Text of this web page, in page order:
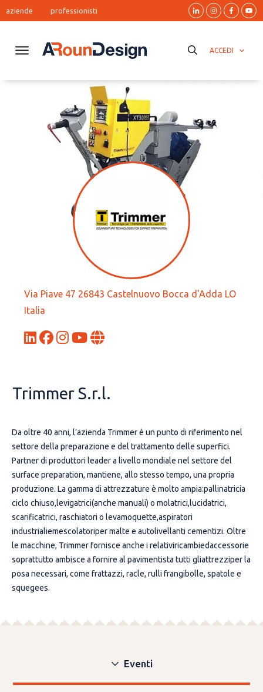
aziende professionisti
ACCEDI
Via Piave 47 26843 Castelnuovo Bocca d'Adda LO
Italia
Trimmer S.r.l.
Da oltre 40 anni, l’azienda Trimmer è un punto di riferimento nel
settore della preparazione e del trattamento delle superfici.
Partner di produttori leader a livello mondiale nel settore del
surface preparation, mantiene, allo stesso tempo, una propria
produzione. La gamma di attrezzature è molto ampia:pallinatricia
ciclo chiuso,levigatrici(anche manuali) o molatrici,lucidatrici,
scarificatrici, raschiatori o levamoquette,aspiratori
industrialiemescolatoriper malte e autolivellanti cementizi. Oltre
le macchine, Trimmer fornisce anche i relativiricambiedaccessorie
soprattutto ambisce a fornire al pavimentista tutti gliattrezziper la
posa necessari, come frattazzi, racle, rulli frangibolle, spatole e
squegees.
Eventi